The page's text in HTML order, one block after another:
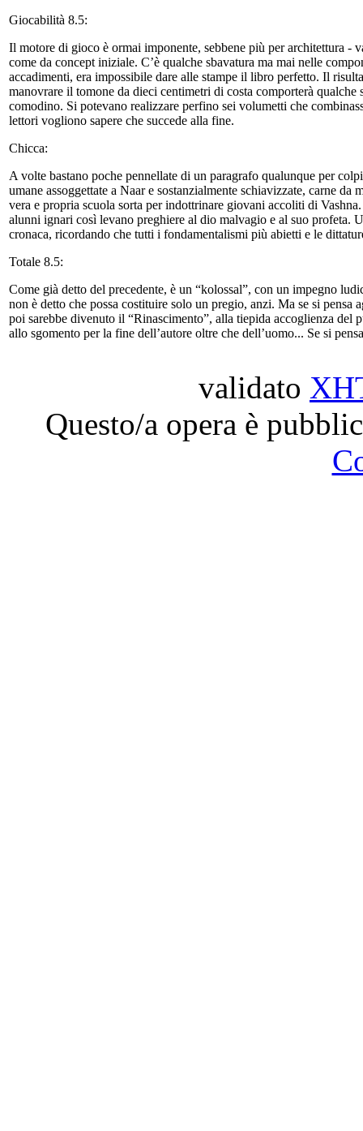
Giocabilità 8.5:
Il motore di gioco è ormai imponente, sebbene più per architettura -
come da concept iniziale. C’è qualche sbavatura ma mai nelle
accadimenti, era impossibile dare alle stampe il libro perfetto. Il
manovrare il tomone da dieci centimetri di costa comporterà
comodino. Si potevano realizzare perfino sei volumetti che
lettori vogliono sapere che succede alla fine.
Chicca:
A volte bastano poche pennellate di un paragrafo qualunque per
umane assoggettate a Naar e sostanzialmente schiavizzate, carne
vera e propria scuola sorta per indottrinare giovani accoliti di
alunni ignari così levano preghiere al dio malvagio e al suo profeta.
cronaca, ricordando che tutti i fondamentalismi più abietti e le
Totale 8.5:
Come già detto del precedente, è un “kolossal”, con un impegno
non è detto che possa costituire solo un pregio, anzi. Ma se si
poi sarebbe divenuto il “Rinascimento”, alla tiepida accoglienza
allo sgomento per la fine dell’autore oltre che dell’uomo... Se si
validato
Questo/a opera è